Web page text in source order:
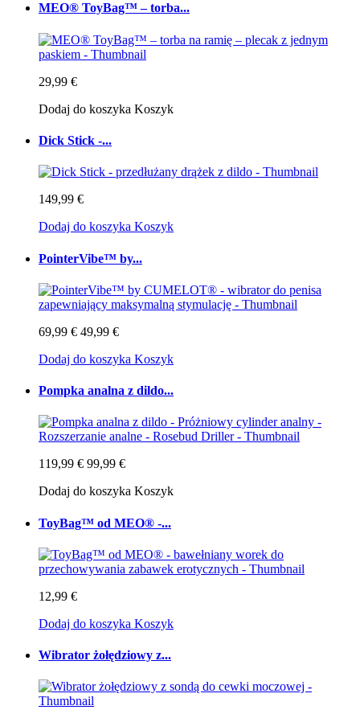
MEO® ToyBag™ – torba...
29,99 €
Dodaj do koszyka Koszyk
Dick Stick -...
149,99 €
Dodaj do koszyka Koszyk
PointerVibe™ by...
69,99 € 49,99 €
Dodaj do koszyka Koszyk
Pompka analna z dildo...
119,99 € 99,99 €
Dodaj do koszyka Koszyk
ToyBag™ od MEO® -...
12,99 €
Dodaj do koszyka Koszyk
Wibrator żołędziowy z...